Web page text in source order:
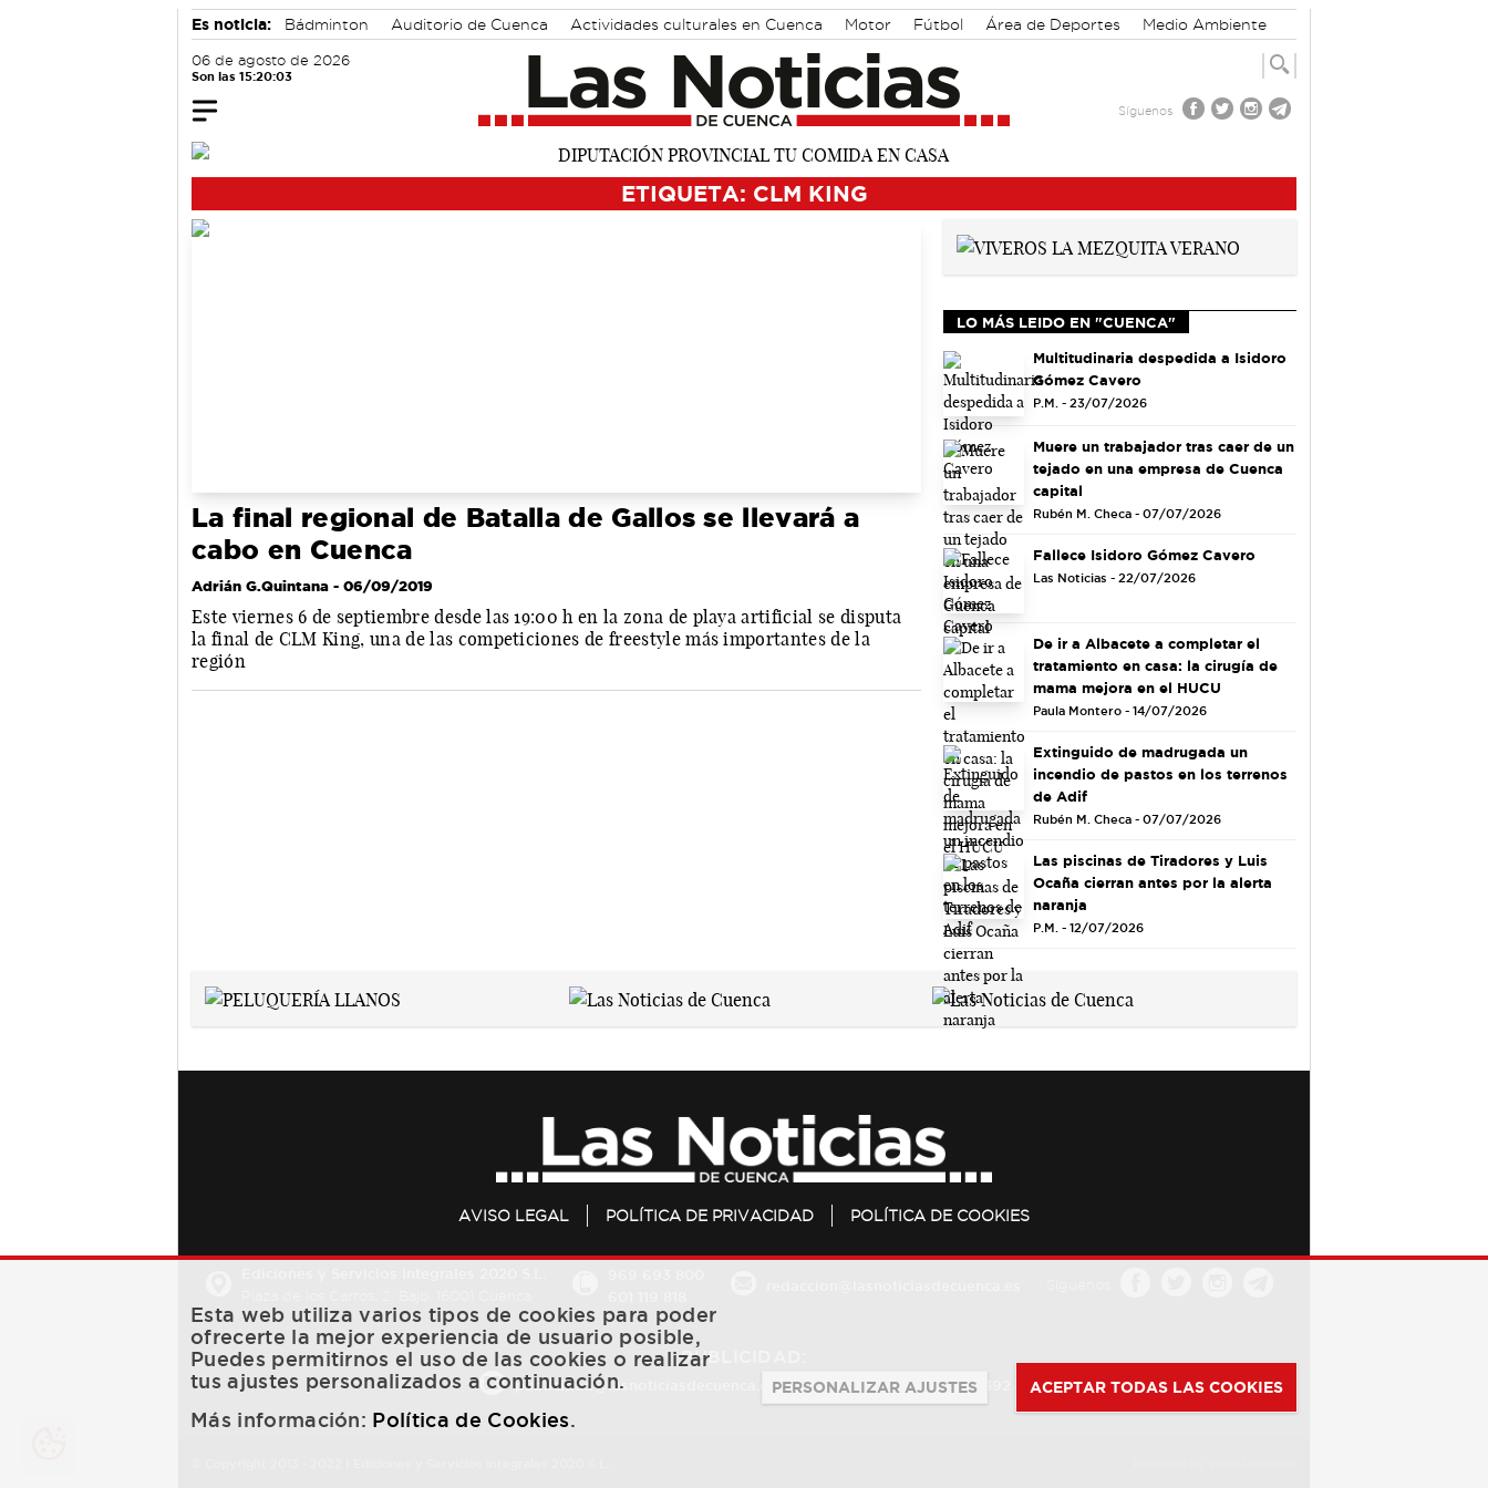
Es noticia: Bádminton Auditorio de Cuenca Actividades culturales en Cuenca Motor Fútbol Área de Deportes Medio Ambiente
06 de agosto de 2026
Son las 15:20:04
Síguenos
ETIQUETA: CLM KING
La final regional de Batalla de Gallos se llevará a
cabo en Cuenca
Adrián G.Quintana - 06/09/2019
Este viernes 6 de septiembre desde las 19:00 h en la zona de playa artificial se disputa
la final de CLM King, una de las competiciones de freestyle más importantes de la
región
LO MÁS LEIDO EN "CUENCA"
Multitudinaria despedida a Isidoro
Gómez Cavero
P.M. - 23/07/2026
Muere un trabajador tras caer de un
tejado en una empresa de Cuenca
capital
Rubén M. Checa - 07/07/2026
Fallece Isidoro Gómez Cavero
Las Noticias - 22/07/2026
De ir a Albacete a completar el
tratamiento en casa: la cirugía de
mama mejora en el HUCU
Paula Montero - 14/07/2026
Extinguido de madrugada un
incendio de pastos en los terrenos
de Adif
Rubén M. Checa - 07/07/2026
Las piscinas de Tiradores y Luis
Ocaña cierran antes por la alerta
naranja
P.M. - 12/07/2026
AVISO LEGAL POLÍTICA DE PRIVACIDAD POLÍTICA DE COOKIES
PUBLICIDAD:
publicidad@lasnoticiasdecuenca.es 684 126 573 / 670 726 392
Esta web utiliza varios tipos de cookies para poder
ofrecerte la mejor experiencia de usuario posible,
Puedes permitirnos el uso de las cookies o realizar
tus ajustes personalizados a continuación.
Más información: Política de Cookies.
PERSONALIZAR AJUSTES ACEPTAR TODAS LAS COOKIES